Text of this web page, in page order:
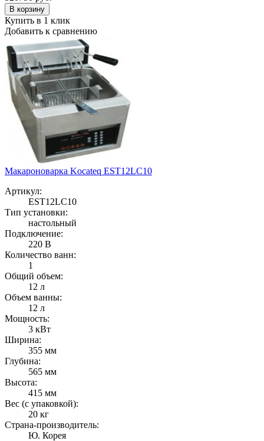
В корзину
Купить в 1 клик
Добавить к сравнению
Макароноварка Kocateq EST12LC10
Артикул:
EST12LC10
Тип установки:
настольный
Подключение:
220 В
Количество ванн:
1
Общий объем:
12 л
Объем ванны:
12 л
Мощность:
3 кВт
Ширина:
355 мм
Глубина:
565 мм
Высота:
415 мм
Вес (с упаковкой):
20 кг
Страна-производитель:
Ю. Корея